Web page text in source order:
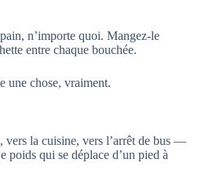
n’importe quoi. Mangez-le
entre chaque bouchée.
une chose, vraiment.
la cuisine, vers l’arrêt de bus —
poids qui se déplace d’un pied à